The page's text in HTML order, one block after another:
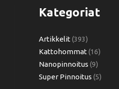
Kategoriat
Artikkelit (393)
Kattohommat (16)
Nanopinnoitus (9)
Super Pinnoitus (5)